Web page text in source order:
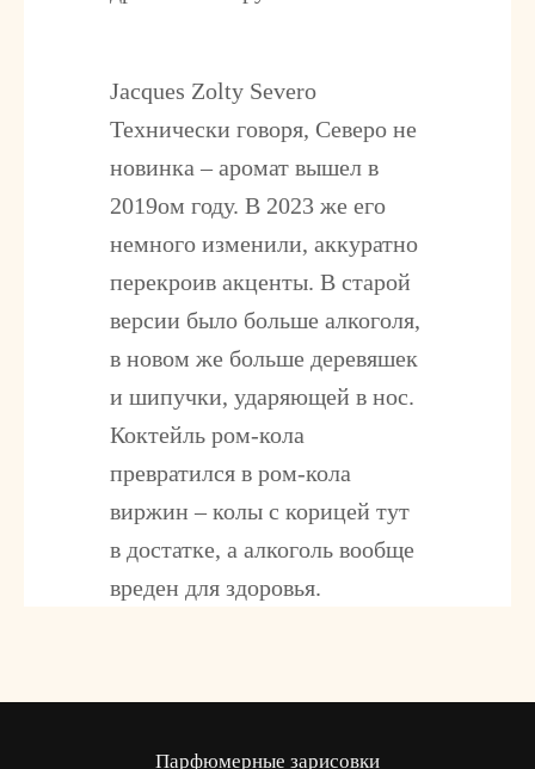
Jacques Zolty Severo
Технически говоря, Северо не
новинка – аромат вышел в
2019ом году. В 2023 же его
немного изменили, аккуратно
перекроив акценты. В старой
версии было больше алкоголя,
в новом же больше деревяшек
и шипучки, ударяющей в нос.
Коктейль ром-кола
превратился в ром-кола
виржин – колы с корицей тут
в достатке, а алкоголь вообще
вреден для здоровья.
Парфюмерные зарисовки